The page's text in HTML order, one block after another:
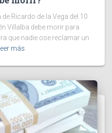
Ricardo de la Vega del 10
Villalba debe morir para
que nadie ose reclamar un
más